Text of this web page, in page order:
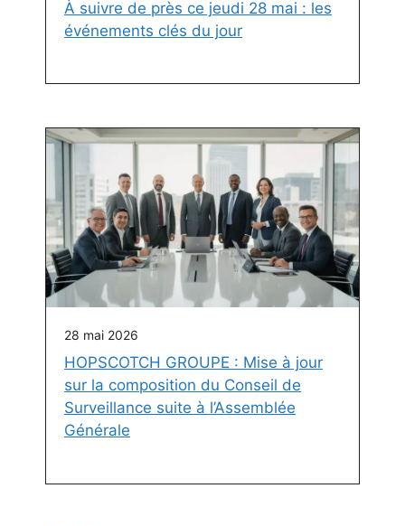
À suivre de près ce jeudi 28 mai : les
événements clés du jour
28 mai 2026
HOPSCOTCH GROUPE : Mise à jour
sur la composition du Conseil de
Surveillance suite à l’Assemblée
Générale